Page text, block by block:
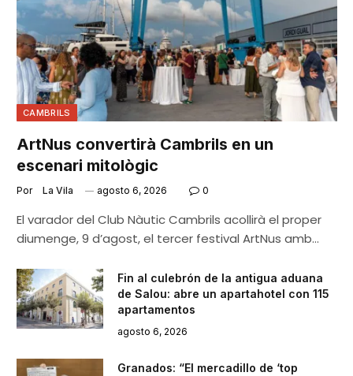
CAMBRILS
ArtNus convertirà Cambrils en un
escenari mitològic
Por La Vila agosto 6, 2026 0
El varador del Club Nàutic Cambrils acollirà el proper
diumenge, 9 d’agost, el tercer festival ArtNus amb…
Fin al culebrón de la antigua aduana
de Salou: abre un apartahotel con 115
apartamentos
agosto 6, 2026
Granados: “El mercadillo de ‘top